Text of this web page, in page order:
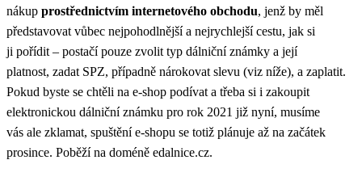
nákup prostřednictvím internetového obchodu, jenž by měl
představovat vůbec nejpohodlnější a nejrychlejší cestu, jak si
ji pořídit – postačí pouze zvolit typ dálniční známky a její
platnost, zadat SPZ, případně nárokovat slevu (viz níže), a zaplatit.
Pokud byste se chtěli na e-shop podívat a třeba si i zakoupit
elektronickou dálniční známku pro rok 2021 již nyní, musíme
vás ale zklamat, spuštění e-shopu se totiž plánuje až na začátek
prosince. Poběží na doméně edalnice.cz.